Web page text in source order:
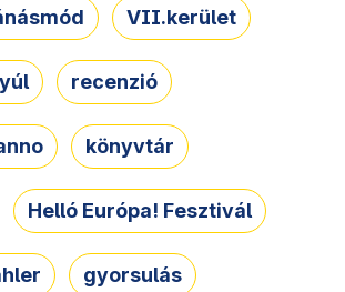
VII.kerület
recenzió
könyvtár
Helló Európa! Fesztivál
gyorsulás